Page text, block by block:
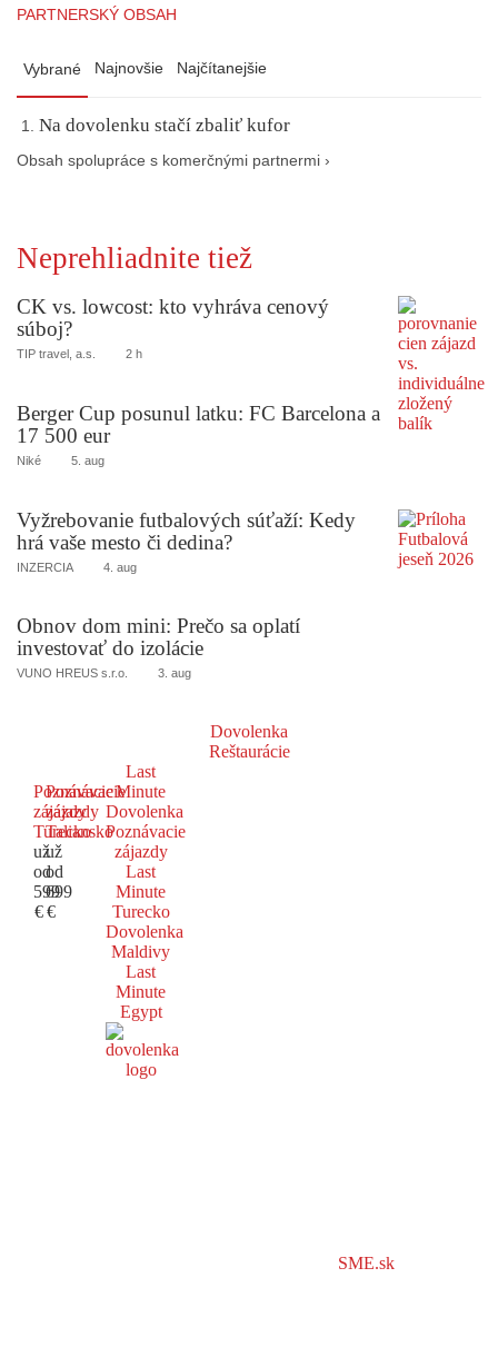
PARTNERSKÝ OBSAH
Vybrané Najnovšie Najčítanejšie
Na dovolenku stačí zbaliť kufor
Obsah spolupráce s komerčnými partnermi ›
Neprehliadnite tiež
CK vs. lowcost: kto vyhráva cenový
súboj?
TIP travel, a.s. 2 h
Berger Cup posunul latku: FC Barcelona a
17 500 eur
Niké 5. aug
Vyžrebovanie futbalových súťaží: Kedy
hrá vaše mesto či dedina?
INZERCIA 4. aug
Obnov dom mini: Prečo sa oplatí
investovať do izolácie
VUNO HREUS s.r.o. 3. aug
Dovolenka
Reštaurácie
Poznávacie
zájazdy
Turecko
už
od
599
€
Poznávacie
zájazdy
Taliansko
už
od
699
€
Last
Minute
Dovolenka
Poznávacie
zájazdy
Last
Minute
Turecko
Dovolenka
Maldivy
Last
Minute
Egypt
SME.sk